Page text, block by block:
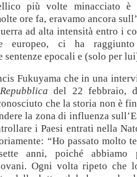
più volte minacciato
ore fa, eravamo ancora
ad alta intensità entro i
europeo, ci ha raggiunto
sentenze epocali e (solo per
Fukuyama che in una
del 22 febbraio,
che la storia non è
la zona di influenza
i Paesi entrati nella
“Ho passato molto
anni, poiché abbiamo
Ogni volta ripeto che